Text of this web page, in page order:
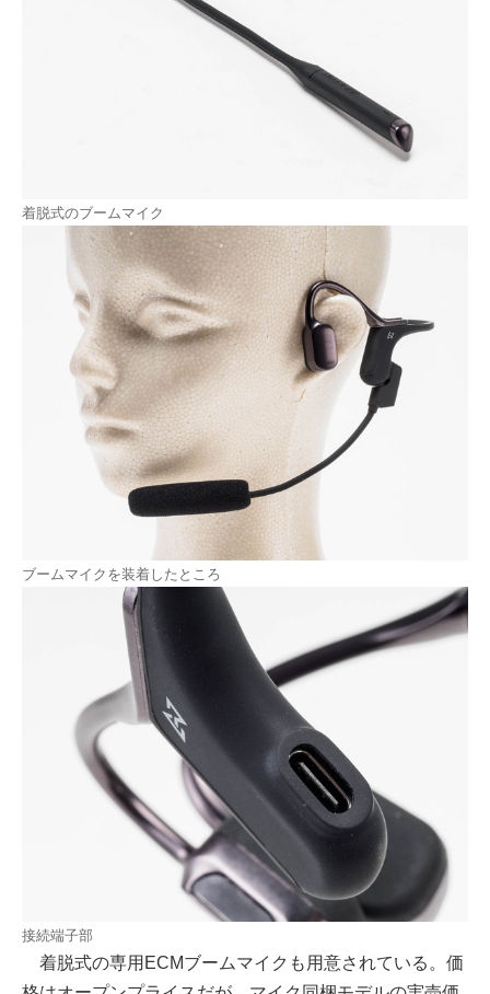
着脱式のブームマイク
ブームマイクを装着したところ
接続端子部
着脱式の専用ECMブームマイクも用意されている。価